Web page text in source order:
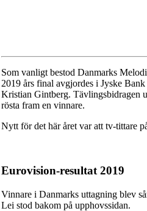
Som vanligt bestod Danmarks
2019 års final avgjordes i Jyske
Kristian Gintberg. Tävlingsbidragen
rösta fram en vinnare.
Nytt för det här året var att tv-tittare
Eurovision-resultat 2019
Vinnare i Danmarks uttagning blev
Lei stod bakom på upphovssidan.